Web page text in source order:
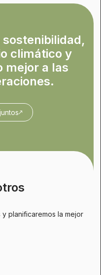
climático y
mejor a las
planificaremos la mejor